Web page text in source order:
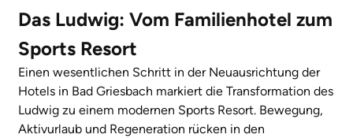
Das Ludwig: Vom Familienhotel zum
Sports Resort
Einen wesentlichen Schritt in der Neuausrichtung der
Hotels in Bad Griesbach markiert die Transformation des
Ludwig zu einem modernen Sports Resort. Bewegung,
Aktivurlaub und Regeneration rücken in den